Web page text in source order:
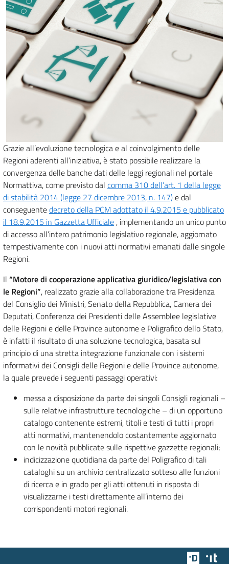
Grazie all’evoluzione tecnologica e al coinvolgimento delle
Regioni aderenti all’iniziativa, è stato possibile realizzare la
convergenza delle banche dati delle leggi regionali nel portale
Normattiva, come previsto dal comma 310 dell’art. 1 della legge
di stabilità 2014 (legge 27 dicembre 2013, n. 147)e dal
conseguentedecreto della PCM adottato il 4.9.2015 e pubblicato
il 18.9.2015 in Gazzetta Ufficiale , implementando un unico punto
di accesso all’intero patrimonio legislativo regionale, aggiornato
tempestivamente con i nuovi atti normativi emanati dalle singole
Regioni.
Il “Motore di cooperazione applicativa giuridico/legislativa con
le Regioni”, realizzato grazie alla collaborazione tra Presidenza
del Consiglio dei Ministri, Senato della Repubblica, Camera dei
Deputati, Conferenza dei Presidenti delle Assemblee legislative
delle Regioni e delle Province autonome e Poligrafico dello Stato,
è infatti il risultato di una soluzione tecnologica, basata sul
principio di una stretta integrazione funzionale con i sistemi
informativi dei Consigli delle Regioni e delle Province autonome,
la quale prevede i seguenti passaggi operativi:
messa a disposizione da parte dei singoli Consigli regionali –
sulle relative infrastrutture tecnologiche – di un opportuno
catalogo contenente estremi, titoli e testi di tutti i propri
atti normativi, mantenendolo costantemente aggiornato
con le novità pubblicate sulle rispettive gazzette regionali;
indicizzazione quotidiana da parte del Poligrafico di tali
cataloghi su un archivio centralizzato sotteso alle funzioni
di ricerca e in grado per gli atti ottenuti in risposta di
visualizzarne i testi direttamente all’interno dei
corrispondenti motori regionali.
Team